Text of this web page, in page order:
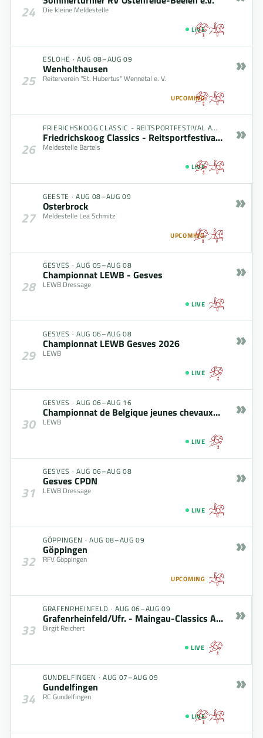
24 Die kleine Meldestelle
LIVE
25
ESLOHE · AUG 08–AUG 09
Wenholthausen
Reiterverein "St. Hubertus" Wennetal e. V.
UPCOMING
»
26
FRIERICHSKOOG CLASSIC - REITSPORTFESTIVAL AM MEER
Friedrichskoog Classics - Reitsportfestival am Meer
Meldestelle Bartels
LIVE
»
27
GEESTE · AUG 08–AUG 09
Osterbrock
Meldestelle Lea Schmitz
UPCOMING
»
28
GESVES · AUG 05–AUG 08
Championnat LEWB - Gesves
LEWB Dressage
LIVE
»
29
GESVES · AUG 06–AUG 08
Championnat LEWB Gesves 2026
LEWB
LIVE
»
30
GESVES · AUG 06–AUG 16
Championnat de Belgique jeunes chevaux- Belgisch kampioenschap jonge paarden
LEWB
LIVE
»
31
GESVES · AUG 06–AUG 08
Gesves CPDN
LEWB Dressage
LIVE
»
32
GÖPPINGEN · AUG 08–AUG 09
Göppingen
RFV Göppingen
UPCOMING
»
33
GRAFENRHEINFELD · AUG 06–AUG 09
Grafenrheinfeld/Ufr. - Maingau-Classics August 2026
Birgit Reichert
LIVE
»
34
GUNDELFINGEN · AUG 07–AUG 09
Gundelfingen
RC Gundelfingen
LIVE
»